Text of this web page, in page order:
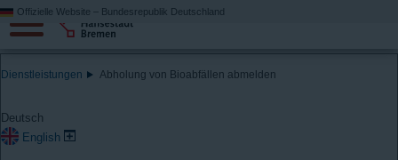
Offizielle Website – Bundesrepublik Deutschland
Dienstleistungen Abholung von Bioabfällen abmelden
Deutsch
English